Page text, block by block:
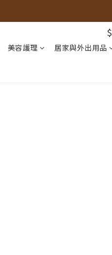
$
美容護理
居家與外出用品